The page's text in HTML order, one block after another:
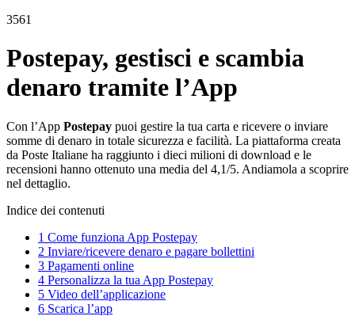
3561
Postepay, gestisci e scambia
denaro tramite l’App
Con l’App Postepay puoi gestire la tua carta e ricevere o inviare
somme di denaro in totale sicurezza e facilità. La piattaforma creata
da Poste Italiane ha raggiunto i dieci milioni di download e le
recensioni hanno ottenuto una media del 4,1/5. Andiamola a scoprire
nel dettaglio.
Indice dei contenuti
1 Come funziona App Postepay
2 Inviare/ricevere denaro e pagare bollettini
3 Pagamenti online
4 Personalizza la tua App Postepay
5 Video dell’applicazione
6 Scarica l’app